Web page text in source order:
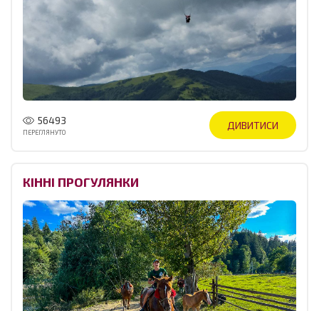
56493
ПЕРЕГЛЯНУТО
ДИВИТИСИ
КІННІ ПРОГУЛЯНКИ